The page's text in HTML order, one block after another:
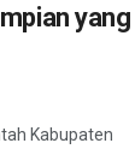
yang
Kabupaten